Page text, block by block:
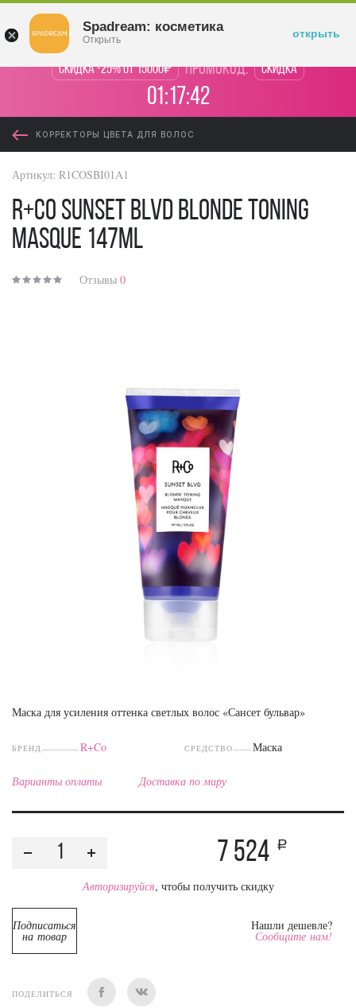
Скидка -25% от 15000₽ промокод: Скидка
01:17:41
КОРРЕКТОРЫ ЦВЕТА ДЛЯ ВОЛОС
Артикул: R1COSBI01A1
R+Co Sunset Blvd Blonde Toning
Masque 147ml
Отзывы 0
Маска для усиления оттенка светлых волос «Сансет бульвар»
БРЕНД R+Co СРЕДСТВО Маска
Варианты оплаты Доставка по миру
7 524 a
Авторизируйся, чтобы получить скидку
Подписаться
на товар
Нашли дешевле?
Сообщите нам!
ПОДЕЛИТЬСЯ
Spadream: косметика
Открыть открыть